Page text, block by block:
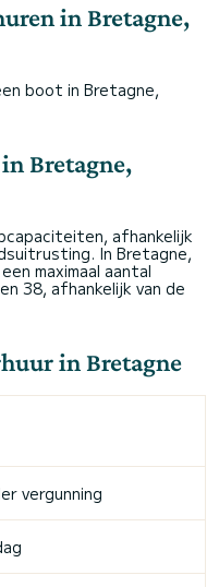
in Bretagne,
boot in Bretagne,
Bretagne,
afhankelijk
In Bretagne,
maximaal aantal
38, afhankelijk van de
in Bretagne
vergunning